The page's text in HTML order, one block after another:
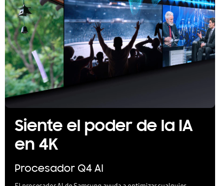
Siente el poder de la IA
en 4K
Procesador Q4 AI